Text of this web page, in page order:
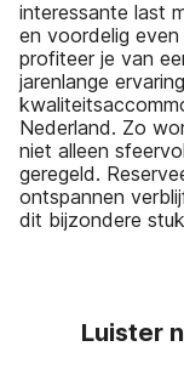
interessante last
en voordelig
profiteer je van
jarenlange
Nederland. Zo
niet alleen
geregeld.
ontspannen
dit bijzondere
Luister